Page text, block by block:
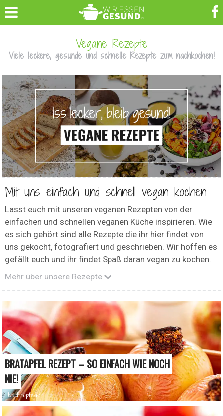
Vegane Rezepte
Viele leckere, gesunde und schnelle Rezepte zum nachkochen!
Mit uns einfach und schnell vegan kochen
Lasst euch mit unseren veganen Rezepten von der
einfachen und schnellen veganen Küche inspirieren. Wie
es sich gehört sind alle Rezepte die ihr hier findet von
uns gekocht, fotografiert und geschrieben. Wir hoffen es
gefällt euch und ihr findet Spaß daran vegan zu kochen.
Mehr über unsere Rezepte
BRATAPFEL REZEPT – SO EINFACH WIE NOCH
NIE!
Kochtöpfchen